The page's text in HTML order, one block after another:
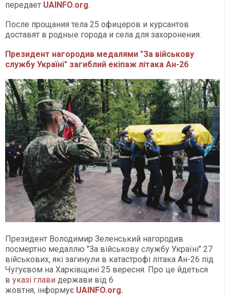
передает UAINFO.org.
После прощания тела 25 офицеров и курсантов
доставят в родные города и села для захоронения.
Президент нагородив медалями "За військову
службу Україні" загиблий екіпаж літака Ан-26
Президент Володимир Зеленський нагородив
посмертно медаллю "За військову службу Україні" 27
військових, які загинули в катастрофі літака Ан-26 під
Чугуєвом на Харківщині 25 вересня. Про це йдеться
в указі глави держави від 6
жовтня, інформує UAINFO.org.